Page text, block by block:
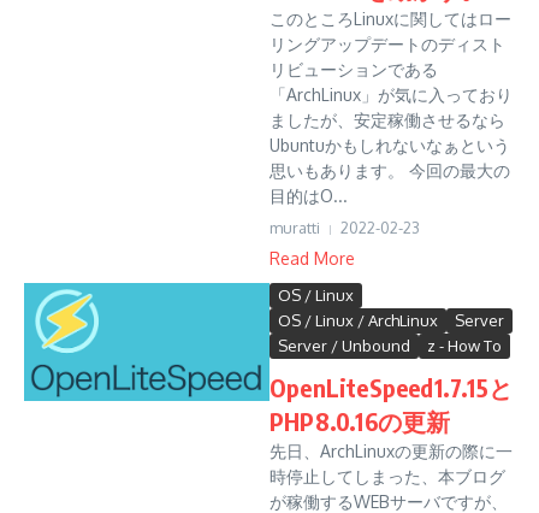
このところLinuxに関してはロー
リングアップデートのディスト
リビューションである
「ArchLinux」が気に入っており
ましたが、安定稼働させるなら
Ubuntuかもしれないなぁという
思いもあります。 今回の最大の
目的はO...
muratti 2022-02-23
Read More
OS / Linux
OS / Linux / ArchLinux
Server
Server / Unbound
z - How To
OpenLiteSpeed1.7.15と
PHP8.0.16の更新
先日、ArchLinuxの更新の際に一
時停止してしまった、本ブログ
が稼働するWEBサーバですが、